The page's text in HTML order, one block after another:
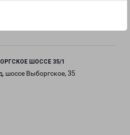
ШОССЕ 35/1
шоссе Выборгское, 35